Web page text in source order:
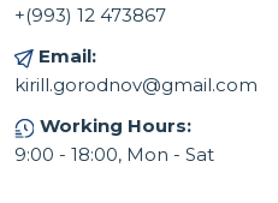
+(993) 12 473867
Email:
kirill.gorodnov@gmail.com
Working Hours:
9:00 - 18:00, Mon - Sat